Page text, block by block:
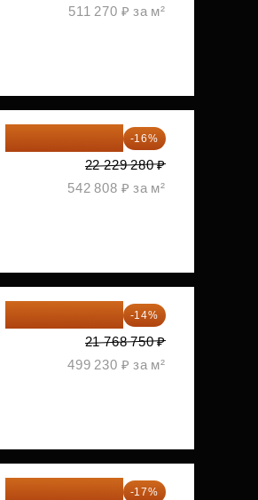
511 270 ₽ за м²
-16%
22 229 280 ₽
542 808 ₽ за м²
-14%
21 768 750 ₽
499 230 ₽ за м²
-17%